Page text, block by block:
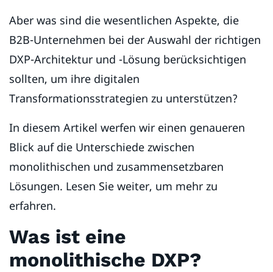
Aber was sind die wesentlichen Aspekte, die
B2B-Unternehmen bei der Auswahl der richtigen
DXP-Architektur und -Lösung berücksichtigen
sollten, um ihre digitalen
Transformationsstrategien zu unterstützen?
In diesem Artikel werfen wir einen genaueren
Blick auf die Unterschiede zwischen
monolithischen und zusammensetzbaren
Lösungen. Lesen Sie weiter, um mehr zu
erfahren.
Was ist eine
monolithische DXP?